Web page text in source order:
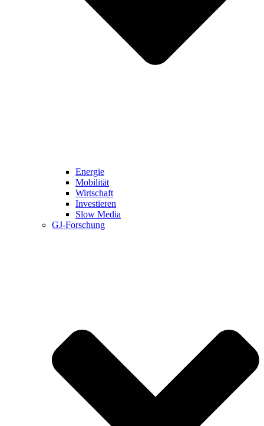
Energie
Mobilität
Wirtschaft
Investieren
Slow Media
GJ-Forschung